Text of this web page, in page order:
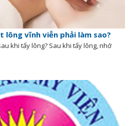
lông vĩnh viễn phải làm sao?
khi tẩy lông? Sau khi tẩy lông, nhớ